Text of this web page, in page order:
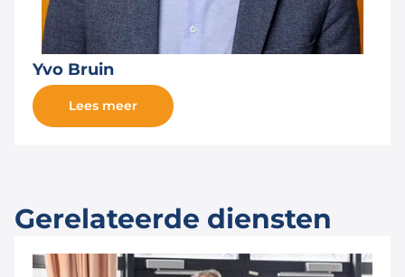
Yvo Bruin
Lees meer
Gerelateerde diensten